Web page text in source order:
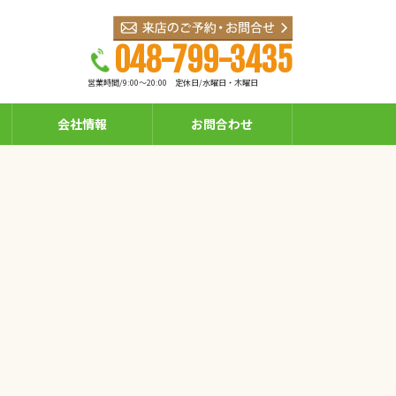
048-799-3435
営業時間/9:00～20:00 定休日/水曜日・木曜日
会社情報 お問合わせ